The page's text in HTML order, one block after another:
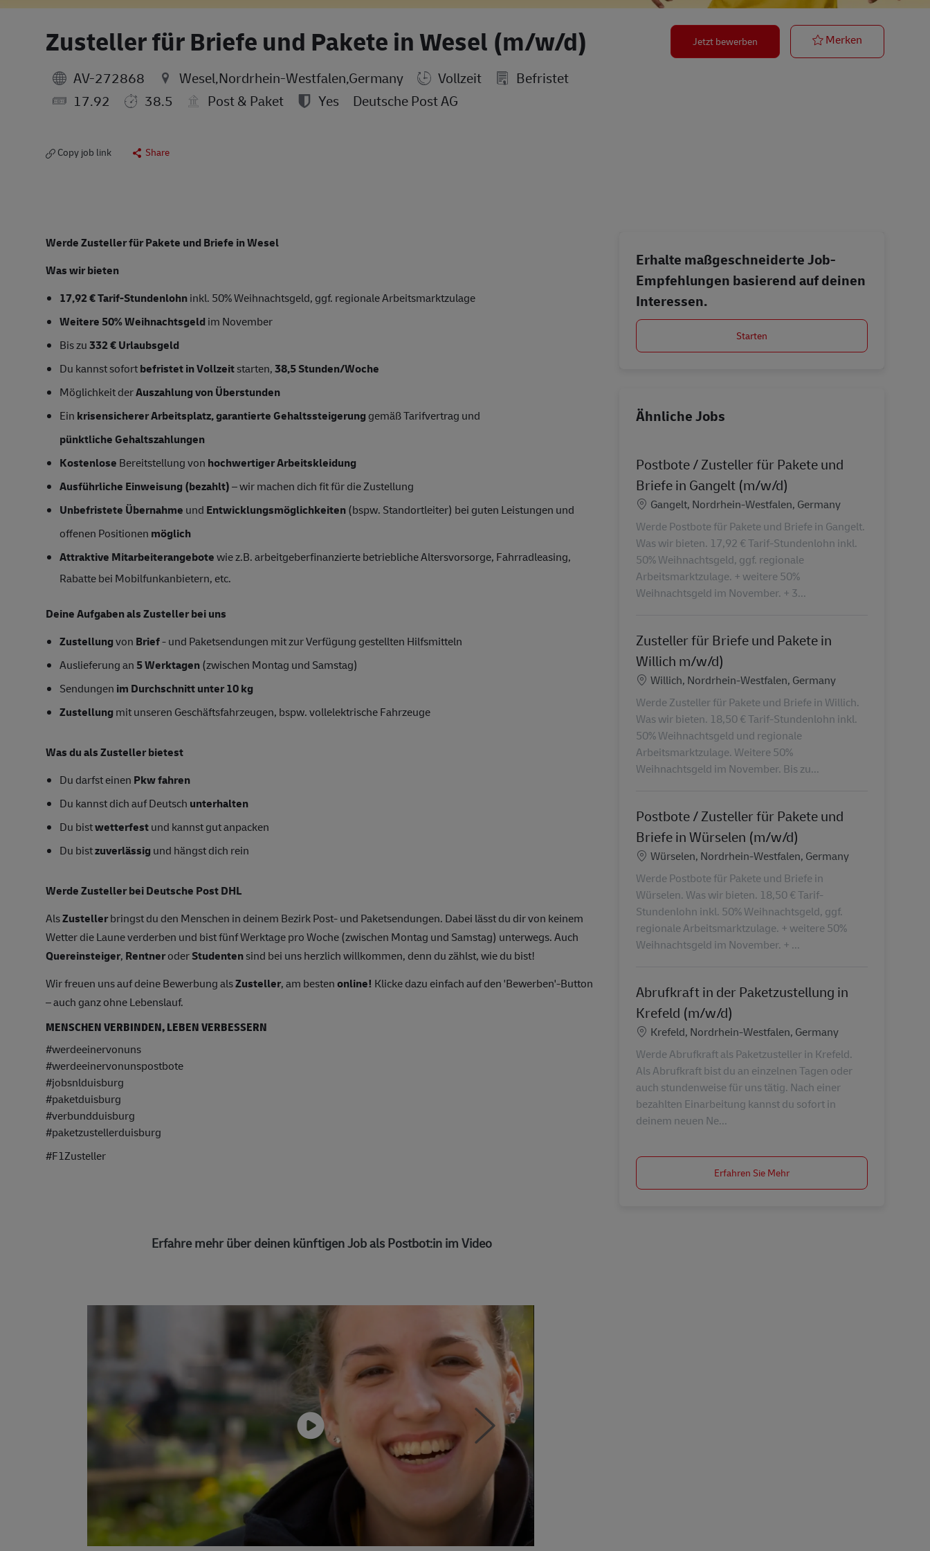
Zusteller für Briefe und Pakete in Wesel (m/w/d)
AV-272868 Wesel,Nordrhein-Westfalen,Germany Vollzeit
Befristet
17.92
38.5 Post & Paket Yes Deutsche Post AG
Copy job link Share
Jetzt bewerben Merken
WerdeZustellerfür Pakete und Briefe in Wesel
Was wir bieten
17,92€ Tarif-Stundenlohninkl. 50% Weihnachtsgeld, ggf. regionale Arbeitsmarktzulage
Weitere 50% Weihnachtsgeldim November
Bis zu332 € Urlaubsgeld
Du kannst sofortbefristet in Vollzeitstarten,38,5 Stunden/Woche
Möglichkeit derAuszahlung von Überstunden
Ein krisensicherer Arbeitsplatz, garantierte Gehaltssteigerung gemäß Tarifvertrag und
pünktliche Gehaltszahlungen
Kostenlose Bereitstellung von hochwertiger Arbeitskleidung
Ausführliche Einweisung (bezahlt)– wir machen dich fit für die Zustellung
Unbefristete Übernahme und Entwicklungsmöglichkeiten(bspw. Standortleiter) bei guten Leistungen und
offenen Positionen möglich
Attraktive Mitarbeiterangebotewie z.B. arbeitgeberfinanzierte betriebliche Altersvorsorge, Fahrradleasing,
Rabatte bei Mobilfunkanbietern, etc.
Deine Aufgaben alsZustellerbei uns
Zustellungvon Brief- und Paketsendungen mit zur Verfügung gestellten Hilfsmitteln
Auslieferung an5 Werktagen(zwischen Montag und Samstag)
Sendungen im Durchschnitt unter 10 kg
Zustellung mit unseren Geschäftsfahrzeugen, bspw. vollelektrische Fahrzeuge
Was du als Zusteller bietest
Du darfst einen Pkw fahren
Du kannst dich auf Deutsch unterhalten
Du bistwetterfestund kannst gut anpacken
Du bistzuverlässig und hängst dich rein
WerdeZustellerbei Deutsche Post DHL
AlsZustellerbringst du den Menschen in deinem Bezirk Post- und Paketsendungen. Dabei lässt du dir von keinem
Wetter die Laune verderben und bist fünf Werktage pro Woche (zwischen Montag und Samstag) unterwegs. Auch
Quereinsteiger, RentneroderStudentensind bei uns herzlich willkommen, denn du zählst, wie du bist!
Wir freuen uns auf deine Bewerbung alsZusteller, am bestenonline! Klicke dazu einfach auf den 'Bewerben'-Button
– auch ganz ohne Lebenslauf.
MENSCHEN VERBINDEN, LEBEN VERBESSERN
#werdeeinervonuns
#werdeeinervonunspostbote
#jobsnlduisburg
#paketduisburg
#verbundduisburg
#paketzustellerduisburg
#F1Zusteller
Erfahre mehr über deinen künftigen Job als Postbot:in im Video
Erhalte maßgeschneiderte Job-
Empfehlungen basierend auf deinen
Interessen.
Starten
Ähnliche Jobs
Postbote / Zusteller für Pakete und
Briefe in Gangelt (m/w/d)
Standort
Gangelt, Nordrhein-Westfalen, Germany
Werde Postbote für Pakete und Briefe in Gangelt.
Was wir bieten. 17,92 € Tarif-Stundenlohn inkl.
50% Weihnachtsgeld, ggf. regionale
Arbeitsmarktzulage. + weitere 50%
Weihnachtsgeld im November. + 3...
Zusteller für Briefe und Pakete in
Willich m/w/d)
Standort
Willich, Nordrhein-Westfalen, Germany
Werde Zusteller für Pakete und Briefe in Willich.
Was wir bieten. 18,50 € Tarif-Stundenlohn inkl.
50% Weihnachtsgeld und regionale
Arbeitsmarktzulage. Weitere 50%
Weihnachtsgeld im November. Bis zu...
Postbote / Zusteller für Pakete und
Briefe in Würselen (m/w/d)
Standort
Würselen, Nordrhein-Westfalen, Germany
Werde Postbote für Pakete und Briefe in
Würselen. Was wir bieten. 18,50 € Tarif-
Stundenlohn inkl. 50% Weihnachtsgeld, ggf.
regionale Arbeitsmarktzulage. + weitere 50%
Weihnachtsgeld im November. + ...
Abrufkraft in der Paketzustellung in
Krefeld (m/w/d)
Standort
Krefeld, Nordrhein-Westfalen, Germany
Werde Abrufkraft als Paketzusteller in Krefeld.
Als Abrufkraft bist du an einzelnen Tagen oder
auch stundenweise für uns tätig. Nach einer
bezahlten Einarbeitung kannst du sofort in
deinem neuen Ne...
Erfahren Sie Mehr